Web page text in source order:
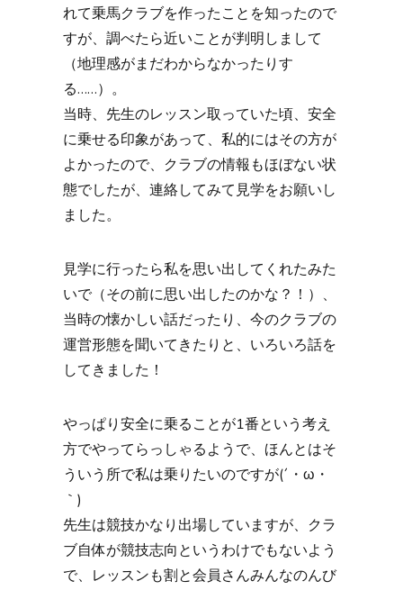
れて乗馬クラブを作ったことを知ったので
すが、調べたら近いことが判明しまして
（地理感がまだわからなかったりす
る……）。
当時、先生のレッスン取っていた頃、安全
に乗せる印象があって、私的にはその方が
よかったので、クラブの情報もほぼない状
態でしたが、連絡してみて見学をお願いし
ました。
見学に行ったら私を思い出してくれたみた
いで（その前に思い出したのかな？！）、
当時の懐かしい話だったり、今のクラブの
運営形態を聞いてきたりと、いろいろ話を
してきました！
やっぱり安全に乗ることが1番という考え
方でやってらっしゃるようで、ほんとはそ
ういう所で私は乗りたいのですが(´・ω・
｀)
先生は競技かなり出場していますが、クラ
ブ自体が競技志向というわけでもないよう
で、レッスンも割と会員さんみんなのんび